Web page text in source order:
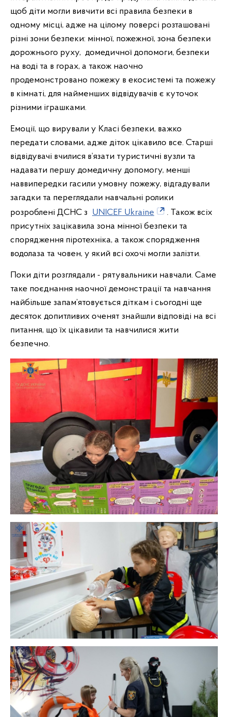
щоб діти могли вивчити всі правила безпеки в
одному місці, адже на цілому поверсі розташовані
різні зони безпеки: мінної, пожежної, зона безпеки
дорожнього руху, домедичної допомоги, безпеки
на воді та в горах, а також наочно
продемонстровано пожежу в екосистемі та пожежу
в кімнаті, для найменших відвідувачів є куточок
різними іграшками.
Емоції, що вирували у Класі безпеки, важко
передати словами, адже діток цікавило все. Старші
відвідувачі вчилися в’язати туристичні вузли та
надавати першу домедичну допомогу, менші
наввипередки гасили умовну пожежу, відгадували
загадки та переглядали навчальні ролики
розроблені ДСНС з UNICEF Ukraine
. Також всіх
присутніх зацікавила зона мінної безпеки та
спорядження піротехніка, а також спорядження
водолаза та човен, у який всі охочі могли залізти.
Поки діти розглядали - рятувальники навчали. Саме
таке поєднання наочної демонстрації та навчання
найбільше запам’ятовується діткам і сьогодні ще
десяток допитливих оченят знайшли відповіді на всі
питання, що їх цікавили та навчилися жити
безпечно.